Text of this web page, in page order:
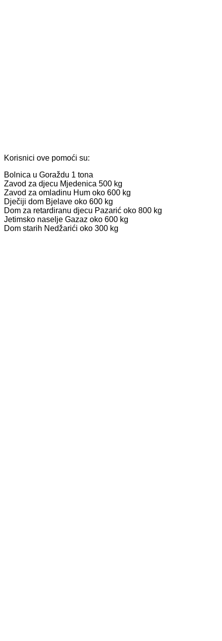
Korisnici ove pomoći su:
Bolnica u Goraždu 1 tona
Zavod za djecu Mjedenica 500 kg
Zavod za omladinu Hum oko 600 kg
Dječiji dom Bjelave oko 600 kg
Dom za retardiranu djecu Pazarić oko 800 kg
Jetimsko naselje Gazaz oko 600 kg
Dom starih Nedžarići oko 300 kg